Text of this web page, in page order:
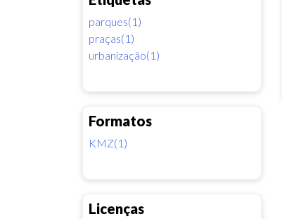
parques(1)
praças(1)
urbanização(1)
Formatos
KMZ(1)
Licenças